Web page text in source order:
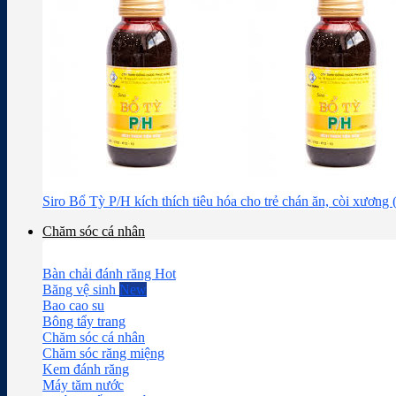
Siro Bổ Tỳ P/H kích thích tiêu hóa cho trẻ chán ăn, còi xương
Chăm sóc cá nhân
Bàn chải đánh răng
Băng vệ sinh
Bao cao su
Bông tẩy trang
Chăm sóc cá nhân
Chăm sóc răng miệng
Kem đánh răng
Máy tăm nước